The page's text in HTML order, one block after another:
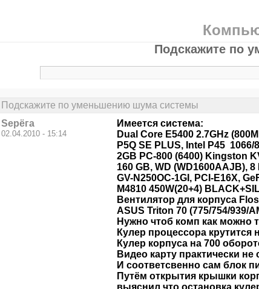
Подскажите по
Подскажите по уменьшению шума системы
Sерёга
02.04.2010 - 15:14
Имеется система:
Dual Core E5400 2.7GHz
P5Q SE PLUS, Intel P45
2GB PC-800 (6400) Kingston
160 GB, WD (WD1600AAJB),
GV-N250OC-1GI, PCI-E16X,
M4810 450W(20+4)
Вентилятор для корпуса
ASUS Triton 70 (775/754/939/
Нужно чтоб комп как можно
Кулер процессора крутится
Кулер корпуса на 700
Видео карту практически
И соответсвенно сам блок
Путём открытия крышки